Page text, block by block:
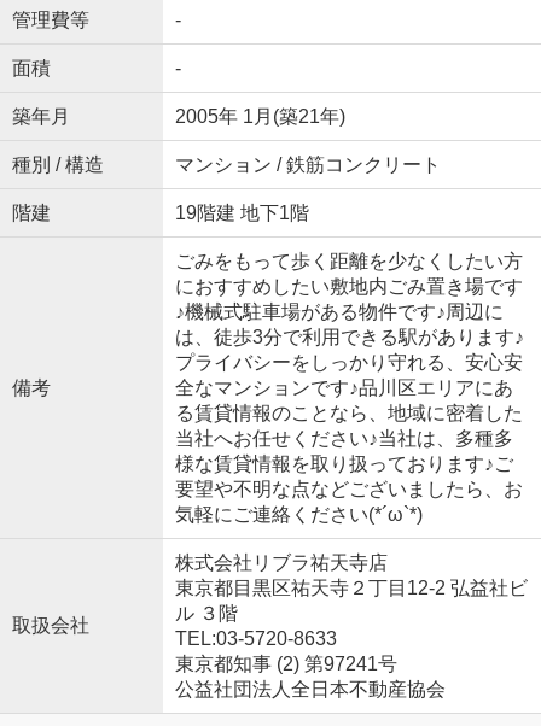
管理費等 -
面積 -
築年月 2005年 1月(築21年)
種別 / 構造 マンション / 鉄筋コンクリート
階建 19階建 地下1階
備考
ごみをもって歩く距離を少なくしたい方
におすすめしたい敷地内ごみ置き場です
♪機械式駐車場がある物件です♪周辺に
は、徒歩3分で利用できる駅があります♪
プライバシーをしっかり守れる、安心安
全なマンションです♪品川区エリアにあ
る賃貸情報のことなら、地域に密着した
当社へお任せください♪当社は、多種多
様な賃貸情報を取り扱っております♪ご
要望や不明な点などございましたら、お
気軽にご連絡ください(*´ω`*)
取扱会社
株式会社リブラ祐天寺店
東京都目黒区祐天寺２丁目12-2 弘益社ビ
ル ３階
TEL:03-5720-8633
東京都知事 (2) 第97241号
公益社団法人全日本不動産協会